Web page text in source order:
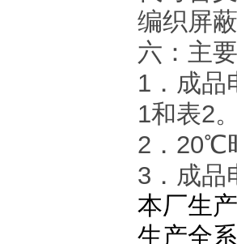
编织屏
六：主
1．成品
1和表2
2．20℃
3．成品
本厂生
生产全